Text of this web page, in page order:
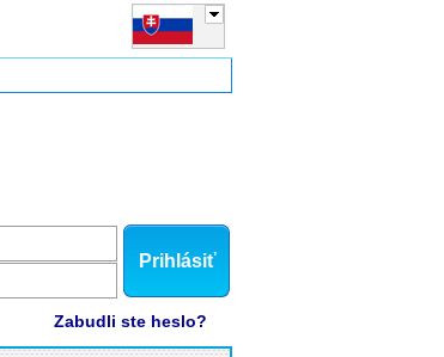
Prihlásiť
Zabudli ste heslo?